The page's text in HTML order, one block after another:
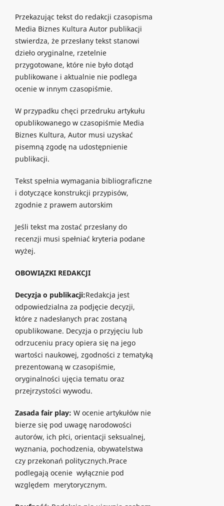
Przekazując tekst do redakcji czasopisma
Media Biznes Kultura Autor publikacji
stwierdza, że przesłany tekst stanowi
dzieło oryginalne, rzetelnie
przygotowane, które nie było dotąd
publikowane i aktualnie nie podlega
ocenie w innym czasopiśmie.
W przypadku chęci przedruku artykułu
opublikowanego w czasopiśmie Media
Biznes Kultura, Autor musi uzyskać
pisemną zgodę na udostępnienie
publikacji.
Tekst spełnia wymagania bibliograficzne
i dotyczące konstrukcji przypisów,
zgodnie z prawem autorskim
Jeśli tekst ma zostać przesłany do
recenzji musi spełniać kryteria podane
wyżej.
OBOWIĄZKI REDAKCJI
Decyzja o publikacji:Redakcja jest
odpowiedzialna za podjęcie decyzji,
które z nadesłanych prac zostaną
opublikowane. Decyzja o przyjęciu lub
odrzuceniu pracy opiera się na jego
wartości naukowej, zgodności z tematyką
prezentowaną w czasopiśmie,
oryginalności ujęcia tematu oraz
przejrzystości wywodu.
Zasada fair play: W ocenie artykułów nie
bierze się pod uwagę narodowości
autorów, ich płci, orientacji seksualnej,
wyznania, pochodzenia, obywatelstwa
czy przekonań politycznych.Prace
podlegają ocenie wyłącznie pod
względem merytorycznym.